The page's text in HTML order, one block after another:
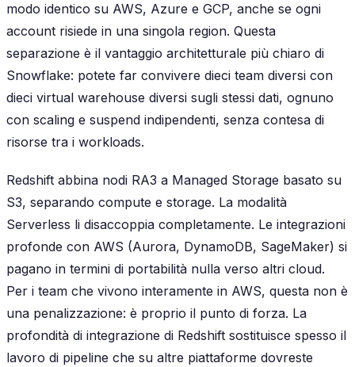
modo identico su AWS, Azure e GCP, anche se ogni
account risiede in una singola region. Questa
separazione è il vantaggio architetturale più chiaro di
Snowflake: potete far convivere dieci team diversi con
dieci virtual warehouse diversi sugli stessi dati, ognuno
con scaling e suspend indipendenti, senza contesa di
risorse tra i workloads.
Redshift abbina nodi RA3 a Managed Storage basato su
S3, separando compute e storage. La modalità
Serverless li disaccoppia completamente. Le integrazioni
profonde con AWS (Aurora, DynamoDB, SageMaker) si
pagano in termini di portabilità nulla verso altri cloud.
Per i team che vivono interamente in AWS, questa non è
una penalizzazione: è proprio il punto di forza. La
profondità di integrazione di Redshift sostituisce spesso il
lavoro di pipeline che su altre piattaforme dovreste